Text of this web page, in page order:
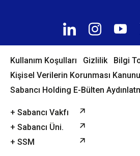
Kullanım Koşulları Gizlilik
Bilgi
Kişisel Verilerin Korunması Kanunu
Sabancı Holding E-Bülten
+ Sabancı Vakfı
+ Sabancı Üni.
+ SSM